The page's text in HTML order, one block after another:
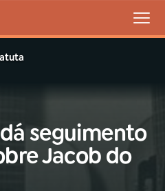
seguimento
Jacob do